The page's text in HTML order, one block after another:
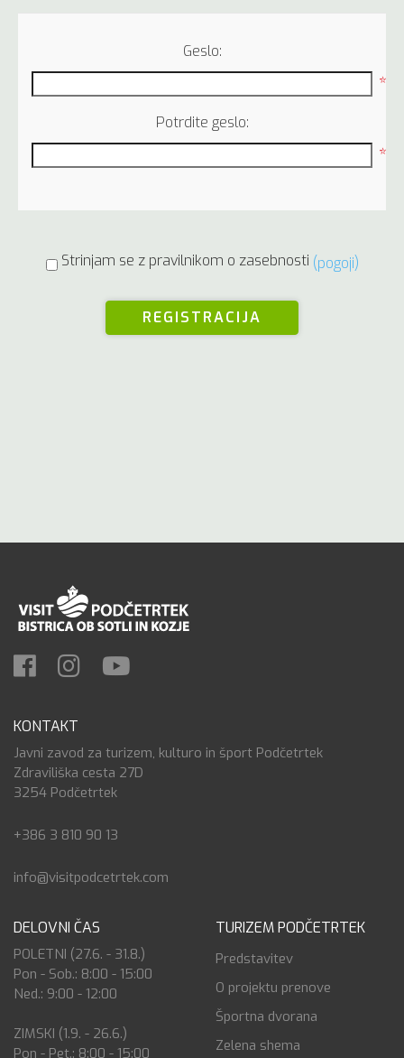
Geslo:
*
Potrdite geslo:
*
Strinjam se z pravilnikom o zasebnosti (pogoji)
KONTAKT
Javni zavod za turizem, kulturo in šport Podčetrtek
Zdraviliška cesta 27D
3254 Podčetrtek
+386 3 810 90 13
info@visitpodcetrtek.com
DELOVNI ČAS
POLETNI (27.6. - 31.8.)
Pon - Sob.: 8:00 - 15:00
Ned.: 9:00 - 12:00
ZIMSKI (1.9. - 26.6.)
Pon - Pet.: 8:00 - 15:00
TURIZEM PODČETRTEK
Predstavitev
O projektu prenove
Športna dvorana
Zelena shema